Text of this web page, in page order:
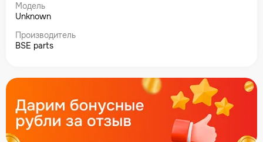
Модель
Unknown
Производитель
BSE parts